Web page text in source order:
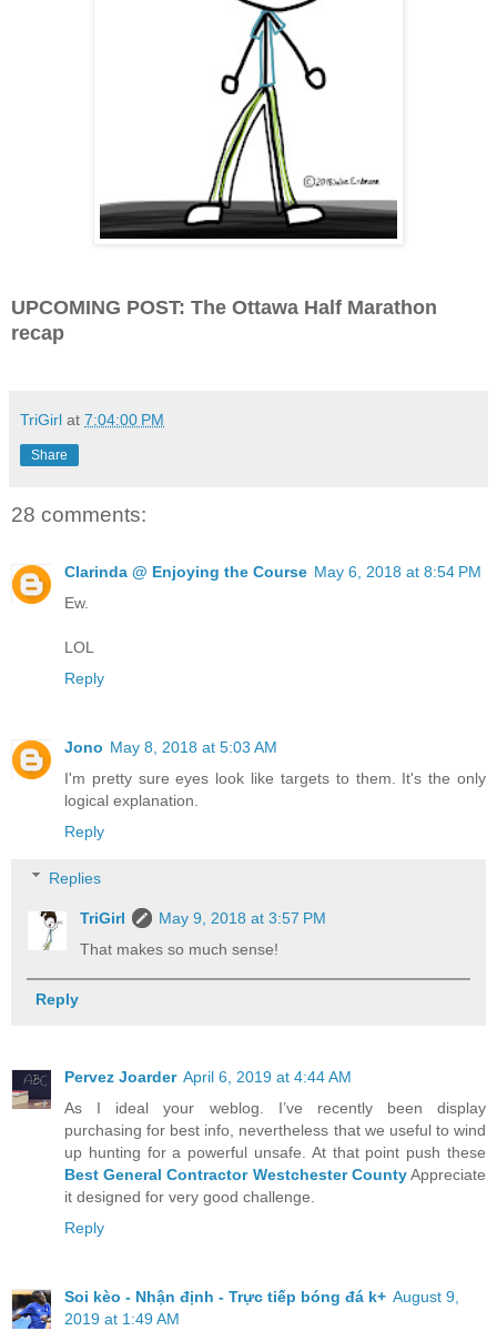
UPCOMING POST: The Ottawa Half Marathon
recap
TriGirl at 7:04:00 PM
Share
28 comments:
Clarinda @ Enjoying the Course May 6, 2018 at 8:54 PM
Ew.
LOL
Reply
Jono May 8, 2018 at 5:03 AM
I'm pretty sure eyes look like targets to them. It's the only
logical explanation.
Reply
Replies
TriGirl
May 9, 2018 at 3:57 PM
That makes so much sense!
Reply
Pervez Joarder April 6, 2019 at 4:44 AM
As I ideal your weblog. I’ve recently been display
purchasing for best info, nevertheless that we useful to wind
up hunting for a powerful unsafe. At that point push these
Best General Contractor Westchester CountyAppreciate
it designed for very good challenge.
Reply
Soi kèo - Nhận định - Trực tiếp bóng đá k+ August 9,
2019 at 1:49 AM